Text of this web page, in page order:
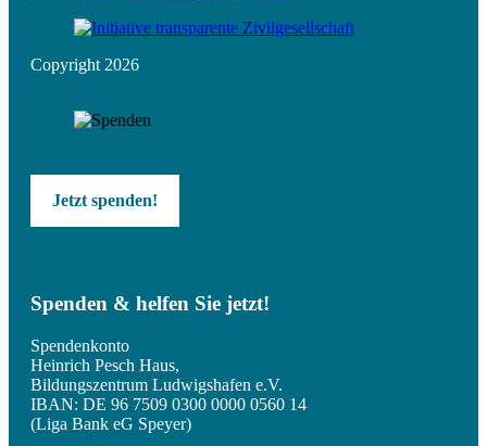
Copyright 2026
Jetzt spenden!
Spenden & helfen Sie jetzt!
Spendenkonto
Heinrich Pesch Haus,
Bildungszentrum Ludwigshafen e.V.
IBAN: DE 96 7509 0300 0000 0560 14
(Liga Bank eG Speyer)